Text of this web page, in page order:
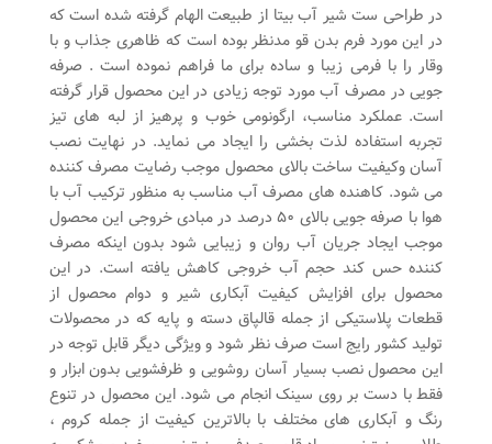
در طراحی ست شیر آب بیتا از طبیعت الهام گرفته شده است که
در این مورد فرم بدن قو مدنظر بوده است که ظاهری جذاب و با
وقار را با فرمی زیبا و ساده برای ما فراهم نموده است . صرفه
جویی در مصرف آب مورد توجه زیادی در این محصول قرار گرفته
است. عملکرد مناسب، ارگونومی خوب و پرهیز از لبه های تیز
تجربه استفاده لذت بخشی را ایجاد می نماید. در نهایت نصب
آسان وکیفیت ساخت بالای محصول موجب رضایت مصرف کننده
می شود. کاهنده های مصرف آب مناسب به منظور ترکیب آب با
هوا با صرفه جویی بالای ۵۰ درصد در مبادی خروجی این محصول
موجب ایجاد جریان آب روان و زیبایی شود بدون اینکه مصرف
کننده حس کند حجم آب خروجی کاهش یافته است. در این
محصول برای افزایش کیفیت آبکاری شیر و دوام محصول از
قطعات پلاستیکی از جمله قالپاق دسته و پایه که در محصولات
تولید کشور رایج است صرف نظر شود و ویژگی دیگر قابل توجه در
این محصول نصب بسیار آسان روشویی و ظرفشویی بدون ابزار و
فقط با دست بر روی سینک انجام می شود. این محصول در تنوع
رنگ و آبکاری های مختلف با بالاترین کیفیت از جمله کروم ،